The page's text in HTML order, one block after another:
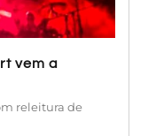
vem a
releitura de